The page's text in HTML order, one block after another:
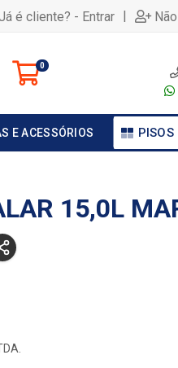
é cliente? - Entrar |
0
E ACESSÓRIOS PISOS
15,0L